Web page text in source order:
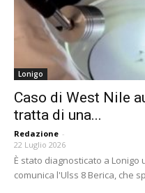
Lonigo
Caso di West Nile
tratta di una...
Redazione -
22 Luglio 2026
È stato diagnosticato a Lonigo
comunica l'Ulss 8 Berica, che